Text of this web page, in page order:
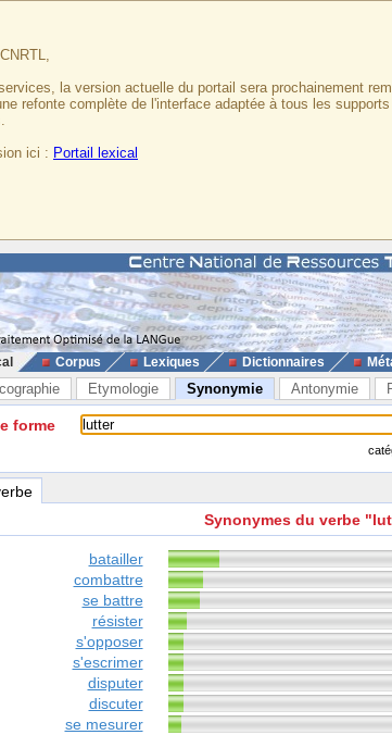
la version actuelle du portail sera prochainement
refonte complète de l'interface adaptée à tous les
ici : Portail lexical
Corpus Lexiques Dictionnaires
Etymologie Synonymie Antonymie
forme
Synonymes du verbe
batailler
combattre
se battre
résister
s'opposer
s'escrimer
disputer
discuter
se mesurer